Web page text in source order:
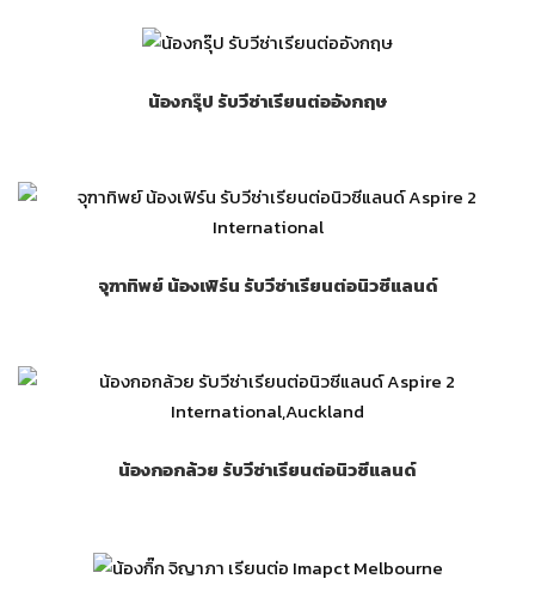
น้องกรุ๊ป รับวีซ่าเรียนต่ออังกฤษ
จุฑาทิพย์ น้องเฟิร์น รับวีซ่าเรียนต่อนิวซีแลนด์
น้องกอกล้วย รับวีซ่าเรียนต่อนิวซีแลนด์